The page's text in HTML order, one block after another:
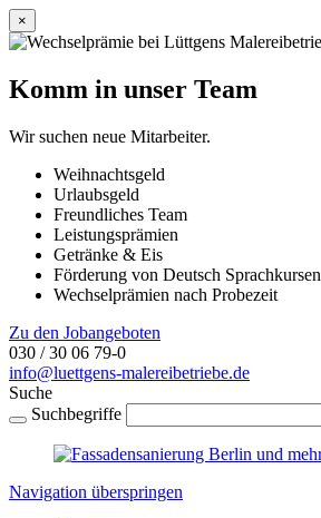
×
Komm in unser Team
Wir suchen neue Mitarbeiter.
Weihnachtsgeld
Urlaubsgeld
Freundliches Team
Leistungsprämien
Getränke & Eis
Förderung von Deutsch Sprachkursen
Wechselprämien nach Probezeit
Zu den Jobangeboten
030 / 30 06 79-0
info@luettgens-malereibetriebe.de
Suche
Suchbegriffe
Navigation überspringen